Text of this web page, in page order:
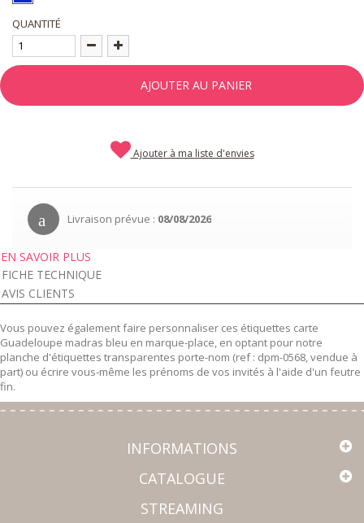
QUANTITÉ
AJOUTER AU PANIER
Ajouter à ma liste d'envies
Livraison prévue : 08/08/2026
EN SAVOIR PLUS
FICHE TECHNIQUE
AVIS CLIENTS
Vous pouvez également faire personnaliser ces étiquettes carte
Guadeloupe madras bleu en marque-place, en optant pour notre
planche d'étiquettes transparentes porte-nom (ref : dpm-0568, vendue à
part) ou écrire vous-même les prénoms de vos invités à l'aide d'un feutre
fin.
INFORMATIONS
CATALOGUE
STREAMING